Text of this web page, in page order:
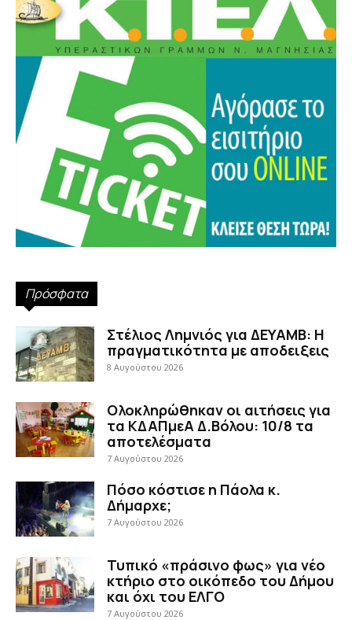
Πρόσφατα
Στέλιος Λημνιός για ΔΕΥΑΜΒ: Η
πραγματικότητα με αποδειξεις
8 Αυγούστου 2026
Ολοκληρώθηκαν οι αιτήσεις για
τα ΚΔΑΠμεΑ Δ.Βόλου: 10/8 τα
αποτελέσματα
7 Αυγούστου 2026
Πόσο κόστισε η Πάολα κ.
Δήμαρχε;
7 Αυγούστου 2026
Τυπικό «πράσινο φως» για νέο
κτήριο στο οικόπεδο του Δήμου
και όχι του ΕΛΓΟ
7 Αυγούστου 2026